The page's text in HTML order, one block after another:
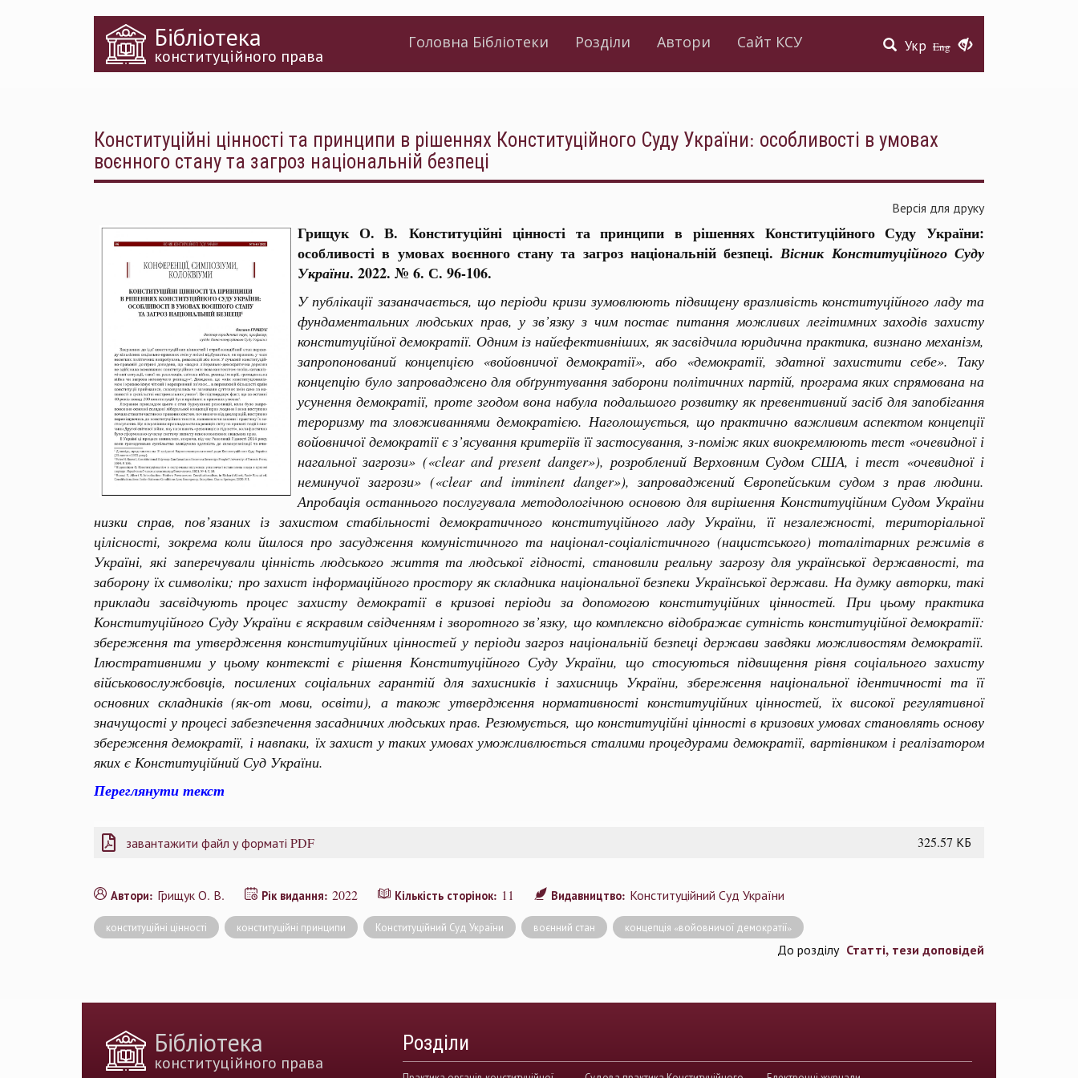
Укр Eng
Бібліотека
конституційного права
Головна Бібліотеки Розділи Автори Сайт КСУ
Конституційні цінності та принципи в рішеннях Конституційного Суду України: особливості в умовах
воєнного стану та загроз національній безпеці
Версія для друку
Грищук О. В. Конституційні цінності та принципи в рішеннях Конституційного Суду України:
особливості в умовах воєнного стану та загроз національній безпеці.Вісник Конституційного Суду
України. 2022. № 6. С. 96-106.
У публікації зазаначається, що періоди кризи зумовлюють підвищену вразливість конституційного ладу та
фундаментальних людських прав, у зв’язку з чим постає питання можливих легітимних заходів захисту
конституційної демократії. Одним із найефективніших, як засвідчила юридична практика, визнано механізм,
запропонований концепцією «войовничої демократії», або «демократії, здатної захистити себе». Таку
концепцію було запроваджено для обґрунтування заборони політичних партій, програма яких спрямована на
усунення демократії, проте згодом вона набула подальшого розвитку як превентивний засіб для запобігання
тероризму та зловживаннями демократією. Наголошується, що практично важливим аспектом концепції
войовничої демократії є з’ясування критеріїв її застосування, з-поміж яких виокремлюють тест «очевидної і
нагальної загрози» («clear and present danger»), розроблений Верховним Судом США, і тест «очевидної і
неминучої загрози» («clear and imminent danger»), запроваджений Європейським судом з прав людини.
Апробація останнього послугувала методологічною основою для вирішення Конституційним Судом України
низки справ, пов’язаних із захистом стабільності демократичного конституційного ладу України, її незалежності, територіальної
цілісності, зокрема коли йшлося про засудження комуністичного та націонал-соціалістичного (нацистського) тоталітарних режимів в
Україні, які заперечували цінність людського життя та людської гідності, становили реальну загрозу для української державності, та
заборону їх символіки; про захист інформаційного простору як складника національної безпеки Української держави. На думку авторки, такі
приклади засвідчують процес захисту демократії в кризові періоди за допомогою конституційних цінностей. При цьому практика
Конституційного Суду України є яскравим свідченням і зворотного зв’язку, що комплексно відображає сутність конституційної демократії:
збереження та утвердження конституційних цінностей у періоди загроз національній безпеці держави завдяки можливостям демократії.
Ілюстративними у цьому контексті є рішення Конституційного Суду України, що стосуються підвищення рівня соціального захисту
військовослужбовців, посилених соціальних гарантій для захисників і захисниць України, збереження національної ідентичності та її
основних складників (як-от мови, освіти), а також утвердження нормативності конституційних цінностей, їх високої регулятивної
значущості у процесі забезпечення засадничих людських прав. Резюмується, що конституційні цінності в кризових умовах становлять основу
збереження демократії, і навпаки, їх захист у таких умовах уможливлюється сталими процедурами демократії, вартівником і реалізатором
яких є Конституційний Суд України.
Переглянути текст
завантажити файл у форматі PDF 325.57 КБ
Автори: Грищук О. В. Рік видання: 2022 Кількість сторінок: 11 Видавництво: Конституційний Суд України
конституційні цінності конституційні принципи Конституційний Суд України воєнний стан концепція «войовничої демократії»
До розділу Статті, тези доповідей
Бібліотека
конституційного права
Розділи